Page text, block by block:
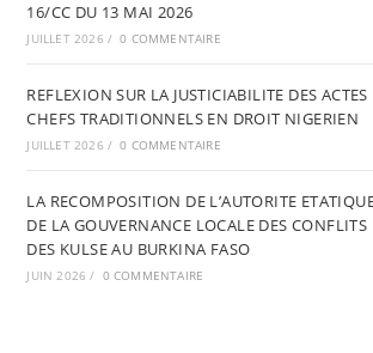
16/CC DU 13 MAI 2026
JUILLET 2026 / 0 COMMENTAIRE
REFLEXION SUR LA JUSTICIABILITE DES ACTES
CHEFS TRADITIONNELS EN DROIT NIGERIEN
JUILLET 2026 / 0 COMMENTAIRE
LA RECOMPOSITION DE L’AUTORITE
DE LA GOUVERNANCE LOCALE DES
DES KULSE AU BURKINA FASO
JUIN 2026 / 0 COMMENTAIRE